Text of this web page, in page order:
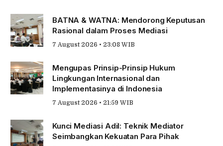
BATNA & WATNA: Mendorong Keputusan
Rasional dalam Proses Mediasi
7 August 2026 • 23:08 WIB
Mengupas Prinsip-Prinsip Hukum
Lingkungan Internasional dan
Implementasinya di Indonesia
7 August 2026 • 21:59 WIB
Kunci Mediasi Adil: Teknik Mediator
Seimbangkan Kekuatan Para Pihak